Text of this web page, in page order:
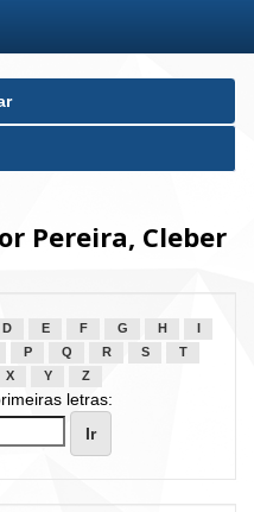
Pereira, Cleber
D E F G H
P Q R S
T
X Y Z
letras: